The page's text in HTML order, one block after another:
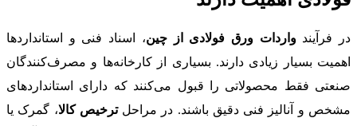
در فرآیندواردات ورق فولادی از چین، اسناد فنی و استانداردها
اهمیت بسیار زیادی دارند. بسیاری از کارخانه‌ها و مصرف‌کنندگان
صنعتی فقط محصولاتی را قبول می‌کنند که دارای استانداردهای
مشخص و آنالیز فنی دقیق باشند. در مراحلترخیص کالا، گمرک یا